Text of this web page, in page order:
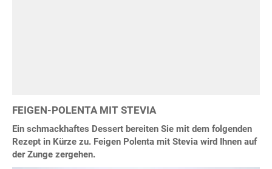
FEIGEN-POLENTA MIT STEVIA
Ein schmackhaftes Dessert bereiten Sie mit dem folgenden
Rezept in Kürze zu. Feigen Polenta mit Stevia wird Ihnen auf
der Zunge zergehen.